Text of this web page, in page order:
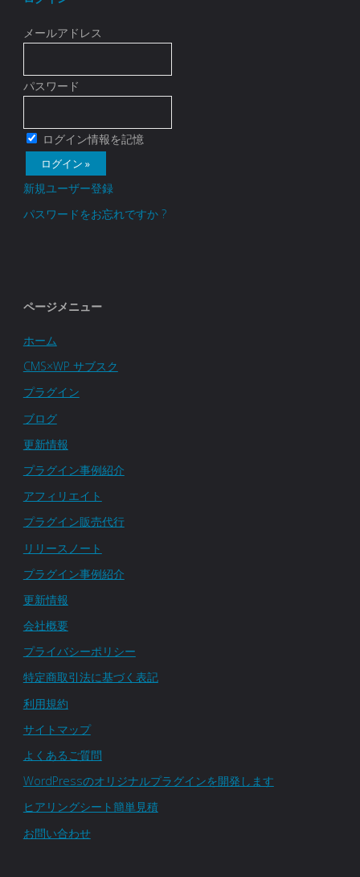
メールアドレス
パスワード
ログイン情報を記憶
新規ユーザー登録
パスワードをお忘れですか ?
ページメニュー
ホーム
CMS×WP サブスク
プラグイン
ブログ
更新情報
プラグイン事例紹介
アフィリエイト
プラグイン販売代行
リリースノート
プラグイン事例紹介
更新情報
会社概要
プライバシーポリシー
特定商取引法に基づく表記
利用規約
サイトマップ
よくあるご質問
WordPressのオリジナルプラグインを開発します
ヒアリングシート簡単見積
お問い合わせ